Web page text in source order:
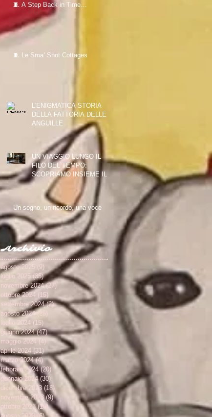
🧵 A Step Back in Time…
🧵 Le Sma’ Shot Cottages
L'ENIGMATICA STORIA
DELLA FATTORIA DELLE
ANGUILLE
UN VIAGGIO LUNGO IL
FILO DEL TEMPO:
SCOPRIAMO INSIEME IL
PAISLEY THREAD MILL
MUSEUM
Un sogno, un ricordo, una voce
Archivio
agosto 2025 (9) 9 post
luglio 2025 (35)35 post
novembre 2024 (27) 27 post
ottobre 2024 (15)
settembre 2024 (2)2 post
agosto 2024 (25) 25 post
luglio 2024 (15)
giugno 2024 (47)47 post
maggio 2024 (4)
4 post
aprile 2024 (31)31 post
marzo 2024 (4)4 post
febbraio 2024 (20) 20 post
gennaio 2024 (30) 30 post
dicembre 2023 (18) 18 post
novembre 2023 (9)9 post
ottobre 2023 (16)16 post